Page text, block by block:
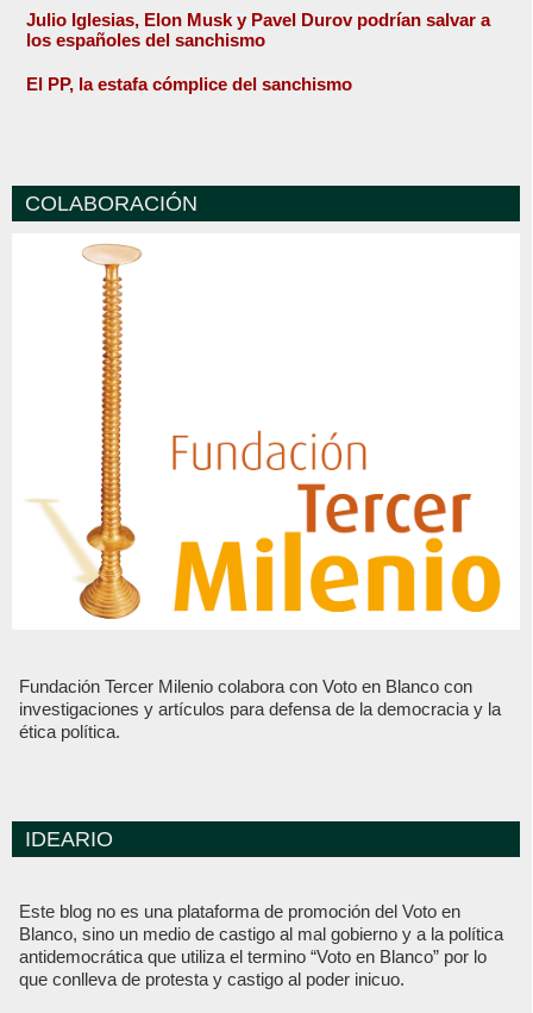
Julio Iglesias, Elon Musk y Pavel Durov podrían salvar a
los españoles del sanchismo
El PP, la estafa cómplice del sanchismo
COLABORACIÓN
Fundación Tercer Milenio colabora con Voto en Blanco con
investigaciones y artículos para defensa de la democracia y la
ética política.
IDEARIO
Este blog no es una plataforma de promoción del Voto en
Blanco, sino un medio de castigo al mal gobierno y a la política
antidemocrática que utiliza el termino “Voto en Blanco” por lo
que conlleva de protesta y castigo al poder inicuo.